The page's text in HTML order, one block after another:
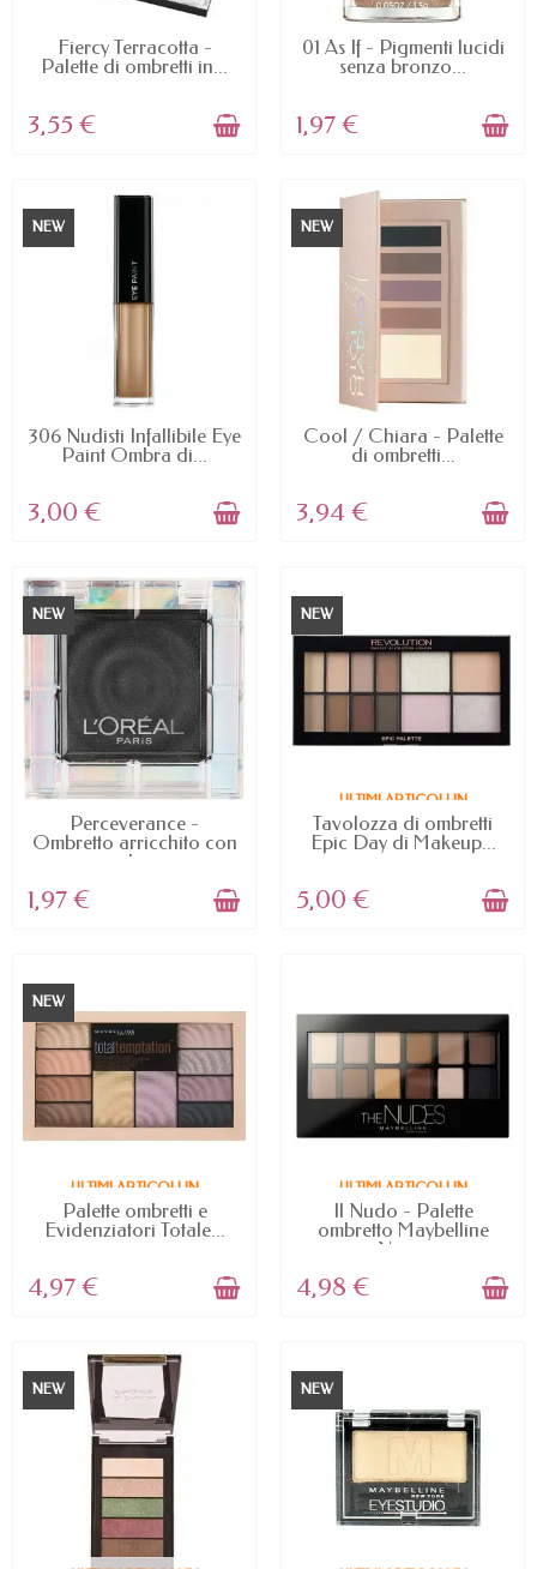
AVAILABLE
Fiercy Terracotta -
Palette di ombretti in...
3,55 €
AVAILABLE
01 As If - Pigmenti lucidi
senza bronzo...
1,97 €
NEW
AVAILABLE
306 Nudisti Infallibile Eye
Paint Ombra di...
3,00 €
NEW
AVAILABLE
Cool / Chiara - Palette
di ombretti...
3,94 €
NEW
AVAILABLE
Perceverance -
Ombretto arricchito con
oli...
1,97 €
NEW
ULTIMI ARTICOLI IN
MAGAZZINO
Tavolozza di ombretti
Epic Day di Makeup...
5,00 €
NEW
ULTIMI ARTICOLI IN
MAGAZZINO
Palette ombretti e
Evidenziatori Totale...
4,97 €
ULTIMI ARTICOLI IN
MAGAZZINO
Il Nudo - Palette
ombretto Maybelline
New...
4,98 €
NEW NEW